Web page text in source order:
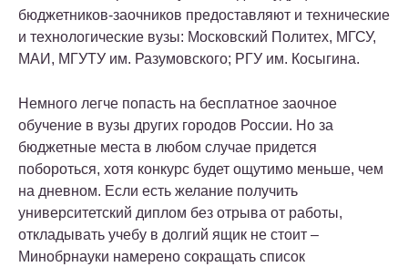
бюджетников-заочников предоставляют и технические
и технологические вузы: Московский Политех, МГСУ,
МАИ, МГУТУ им. Разумовского; РГУ им. Косыгина.
Немного легче попасть на бесплатное заочное
обучение в вузы других городов России. Но за
бюджетные места в любом случае придется
побороться, хотя конкурс будет ощутимо меньше, чем
на дневном. Если есть желание получить
университетский диплом без отрыва от работы,
откладывать учебу в долгий ящик не стоит –
Минобрнауки намерено сокращать список